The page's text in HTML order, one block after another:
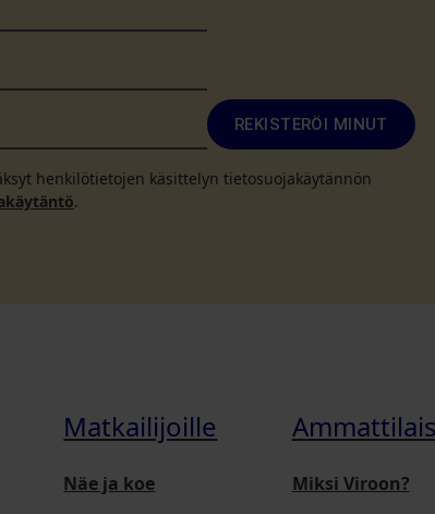
REKISTERÖI MINUT
henkilötietojen käsittelyn tietosuojakäytännön
.
Matkailijoille
Näe ja koe
Miksi Viroon?